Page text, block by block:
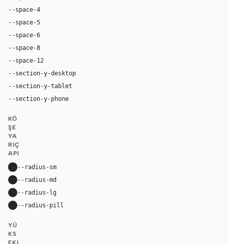
--space-4
--space-5
--space-6
--space-8
--space-12
--section-y-desktop
--section-y-tablet
--section-y-phone
KÖ
ŞE
YA
RIÇ
API
--radius-sm
--radius-md
--radius-lg
--radius-pill
YÜ
KS
EKL